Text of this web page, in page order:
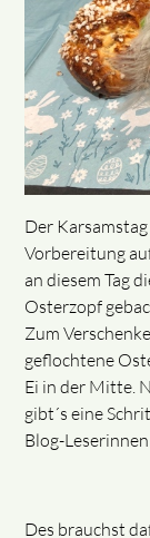
Der
Vorbereitung
an diesem Tag
Osterzopf
Zum
geflochtene
Ei in der Mitte.
gibt´s eine
Blog-
Des brauchst